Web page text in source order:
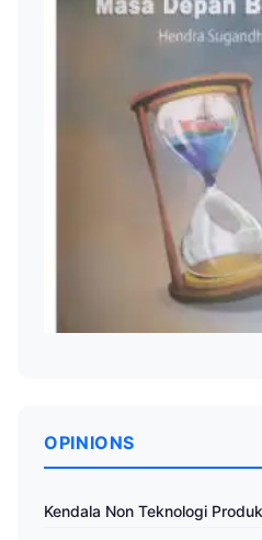
OPINIONS
Kendala Non Teknologi